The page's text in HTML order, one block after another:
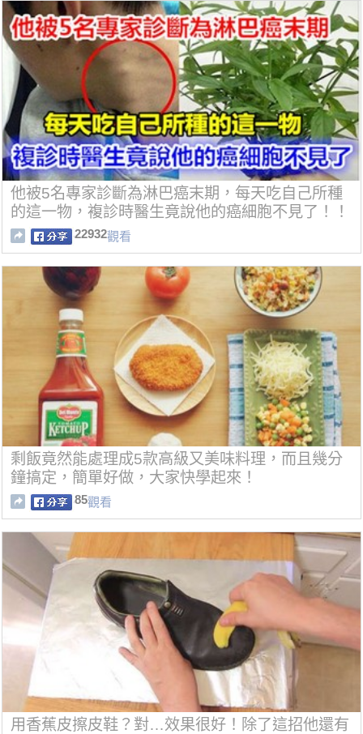
他被5名專家診斷為淋巴癌末期，每天吃自己所種
的這一物，複診時醫生竟說他的癌細胞不見了！！
22932觀看
剩飯竟然能處理成5款高級又美味料理，而且幾分
鐘搞定，簡單好做，大家快學起來！
85觀看
用香蕉皮擦皮鞋？對…效果很好！除了這招他還有